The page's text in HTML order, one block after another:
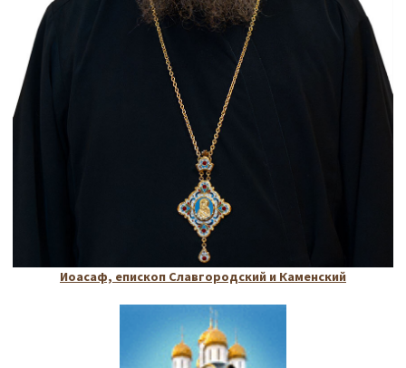
Иоасаф, епископ Славгородский и Каменский